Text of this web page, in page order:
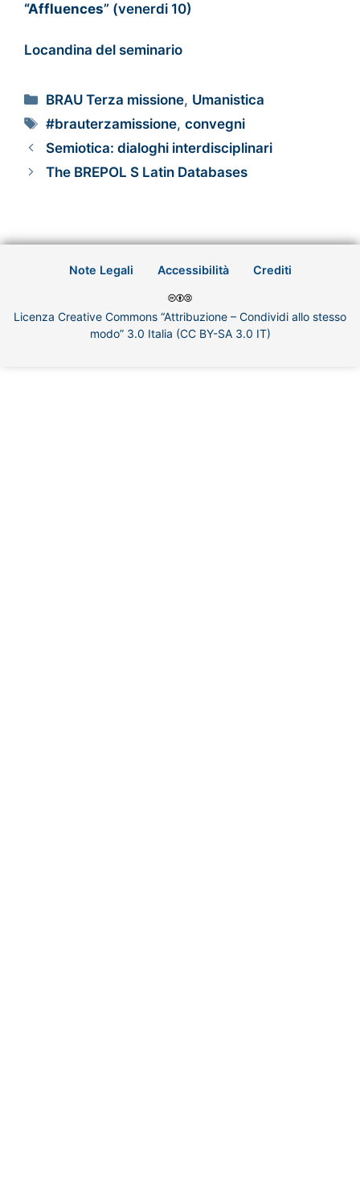
“Affluences” (venerdi 10)
Locandina del seminario
BRAU Terza missione, Umanistica
#brauterzamissione,convegni
Semiotica: dialoghi interdisciplinari
The BREPOL S Latin Databases
Note Legali Accessibilità Crediti
Licenza Creative Commons “Attribuzione – Condividi allo stesso
modo” 3.0 Italia (CC BY-SA 3.0 IT)